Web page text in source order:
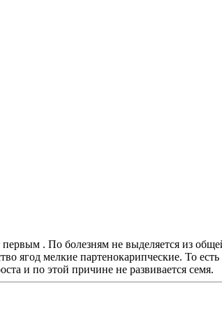
. По болезням не выделяется из
ягод мелкие партенокарипческие. То есть
и по этой причине не развивается семя.